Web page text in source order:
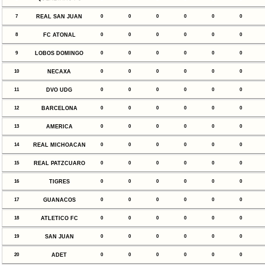
7 REAL SAN JUAN 0 0 0 0 0 0
8 FC ATONAL 0 0 0 0 0 0
9 LOBOS DOMINGO 0 0 0 0 0 0
10 NECAXA 0 0 0 0 0 0
11 DVO UDG 0 0 0 0 0 0
12 BARCELONA 0 0 0 0 0 0
13 AMERICA 0 0 0 0 0 0
14 REAL MICHOACAN 0 0 0 0 0 0
15 REAL PATZCUARO 0 0 0 0 0 0
16 TIGRES 0 0 0 0 0 0
17 GUANACOS 0 0 0 0 0 0
18 ATLETICO FC 0 0 0 0 0 0
19 SAN JUAN 0 0 0 0 0 0
20 ADET 0 0 0 0 0 0